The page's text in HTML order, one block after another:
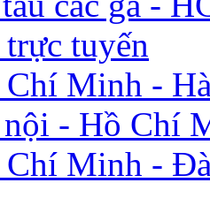
tuyến
Chí Minh -
nội - Hồ Chí
Chí Minh -